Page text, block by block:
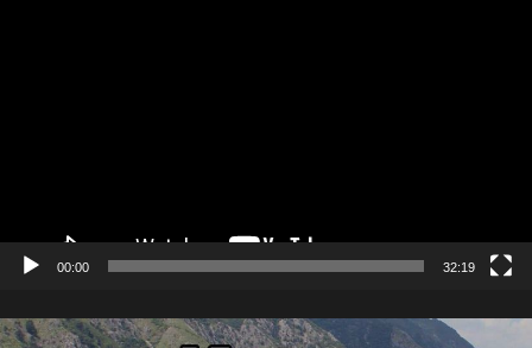
00:00 32:19